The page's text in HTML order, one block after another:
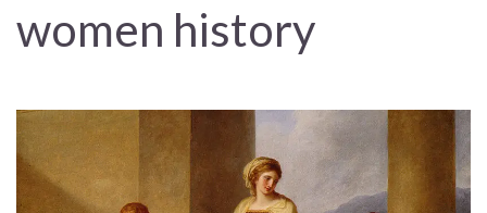
women history